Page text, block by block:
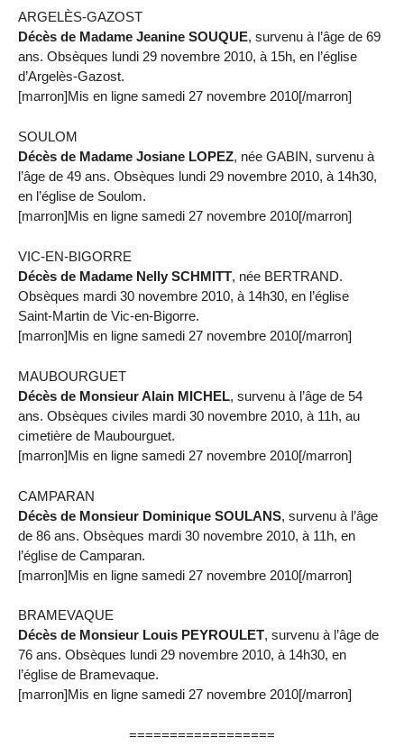
ARGELÈS-GAZOST
Décès de Madame Jeanine SOUQUE, survenu à l’âge de 69
ans. Obsèques lundi 29 novembre 2010, à 15h, en l’église
d’Argelès-Gazost.
[marron]Mis en ligne samedi 27 novembre 2010[/marron]
SOULOM
Décès de Madame Josiane LOPEZ, née GABIN, survenu à
l’âge de 49 ans. Obsèques lundi 29 novembre 2010, à 14h30,
en l’église de Soulom.
[marron]Mis en ligne samedi 27 novembre 2010[/marron]
VIC-EN-BIGORRE
Décès de Madame Nelly SCHMITT, née BERTRAND.
Obsèques mardi 30 novembre 2010, à 14h30, en l’église
Saint-Martin de Vic-en-Bigorre.
[marron]Mis en ligne samedi 27 novembre 2010[/marron]
MAUBOURGUET
Décès de Monsieur Alain MICHEL, survenu à l’âge de 54
ans. Obsèques civiles mardi 30 novembre 2010, à 11h, au
cimetière de Maubourguet.
[marron]Mis en ligne samedi 27 novembre 2010[/marron]
CAMPARAN
Décès de Monsieur Dominique SOULANS, survenu à l’âge
de 86 ans. Obsèques mardi 30 novembre 2010, à 11h, en
l’église de Camparan.
[marron]Mis en ligne samedi 27 novembre 2010[/marron]
BRAMEVAQUE
Décès de Monsieur Louis PEYROULET, survenu à l’âge de
76 ans. Obsèques lundi 29 novembre 2010, à 14h30, en
l’église de Bramevaque.
[marron]Mis en ligne samedi 27 novembre 2010[/marron]
==================